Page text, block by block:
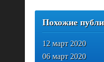
Похожие
12 март 2020
06 март 2020